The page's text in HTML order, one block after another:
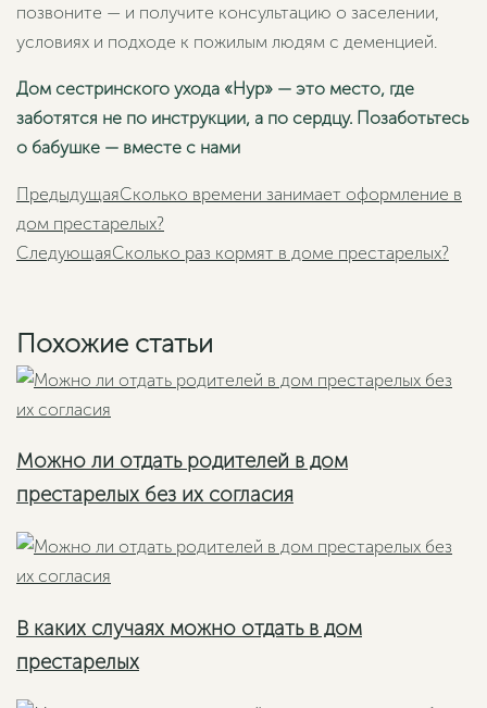
позвоните — и получите консультацию о заселении,
условиях и подходе к пожилым людям с деменцией.
Дом сестринского ухода «Нур» — это место, где
заботятся не по инструкции, а по сердцу. Позаботьтесь
о бабушке — вместе с нами
Пред
ПредыдущаяСколько времени занимает оформление в
дом престарелых?
СледующаяСколько раз кормят в доме престарелых?
Похожие статьи
Можно ли отдать родителей в дом
престарелых без их согласия
В каких случаях можно отдать в дом
престарелых